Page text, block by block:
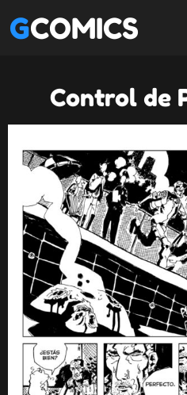
GCOMICS
Control de